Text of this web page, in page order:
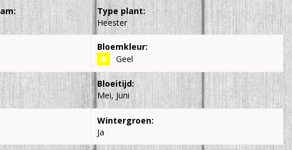
Type plant:
Heester
Bloemkleur:
Geel
Bloeitijd:
Mei, Juni
Wintergroen:
Ja